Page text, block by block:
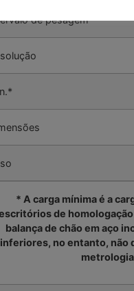
de pesagem
* A carga mínima é a
de
balança de chão em aço
inferiores, no entanto, não